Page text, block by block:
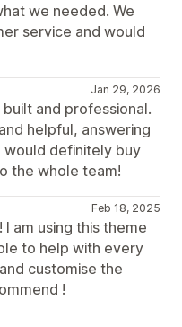
we needed. We
service and would
Jan 29, 2026
and professional.
helpful, answering
would definitely buy
the whole team!
Feb 18, 2025
am using this theme
to help with every
customise the
!